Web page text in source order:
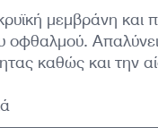
μεμβράνη και
οφθαλμού.
καθώς και την